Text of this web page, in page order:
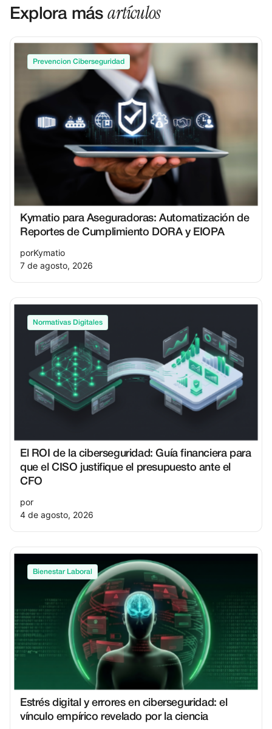
Explora másartículos
Prevencion Ciberseguridad
Kymatio para Aseguradoras: Automatización de
Reportes de Cumplimiento DORA y EIOPA
porKymatio
7 de agosto, 2026
Normativas Digitales
El ROI de la ciberseguridad: Guía financiera para
que el CISO justifique el presupuesto ante el
CFO
por
4 de agosto, 2026
Bienestar Laboral
Estrés digital y errores en ciberseguridad: el
vínculo empírico revelado por la ciencia